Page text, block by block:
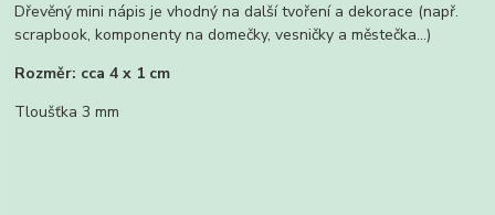
Dřevěný mini nápis je vhodný na další tvoření a dekorace (např.
scrapbook, komponenty na domečky, vesničky a městečka...)
Rozměr: cca 4 x 1 cm
Tloušťka 3 mm